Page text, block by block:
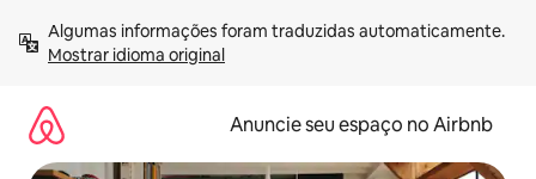
para
Mostrar idioma original
Anuncie seu espaço no Airbnb